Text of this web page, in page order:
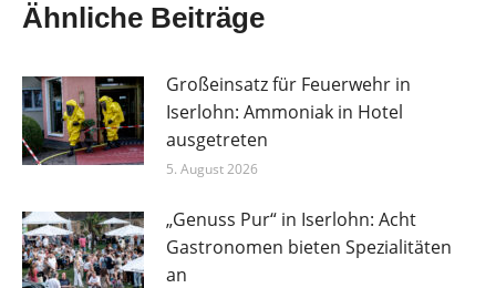
Ähnliche Beiträge
Großeinsatz für Feuerwehr in
Iserlohn: Ammoniak in Hotel
ausgetreten
5. August 2026
„Genuss Pur“ in Iserlohn: Acht
Gastronomen bieten Spezialitäten
an